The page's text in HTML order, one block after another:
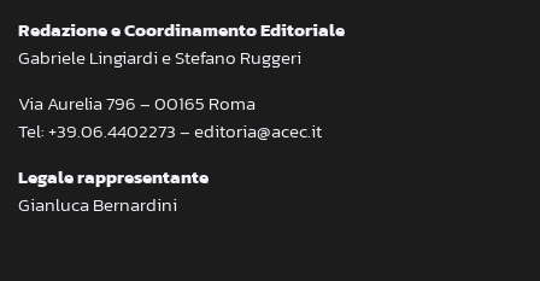
Redazione e Coordinamento Editoriale
Gabriele Lingiardi e Stefano Ruggeri
Via Aurelia 796 – 00165 Roma
Tel: +39.06.4402273 – editoria@acec.it
Legale rappresentante
Gianluca Bernardini